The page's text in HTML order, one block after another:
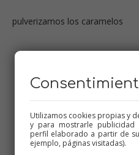
pulverizamos los caramelos
Utilizamos cookies propias y
y para mostrarle publicidad
perfil elaborado a partir de
ejemplo, páginas visitadas).